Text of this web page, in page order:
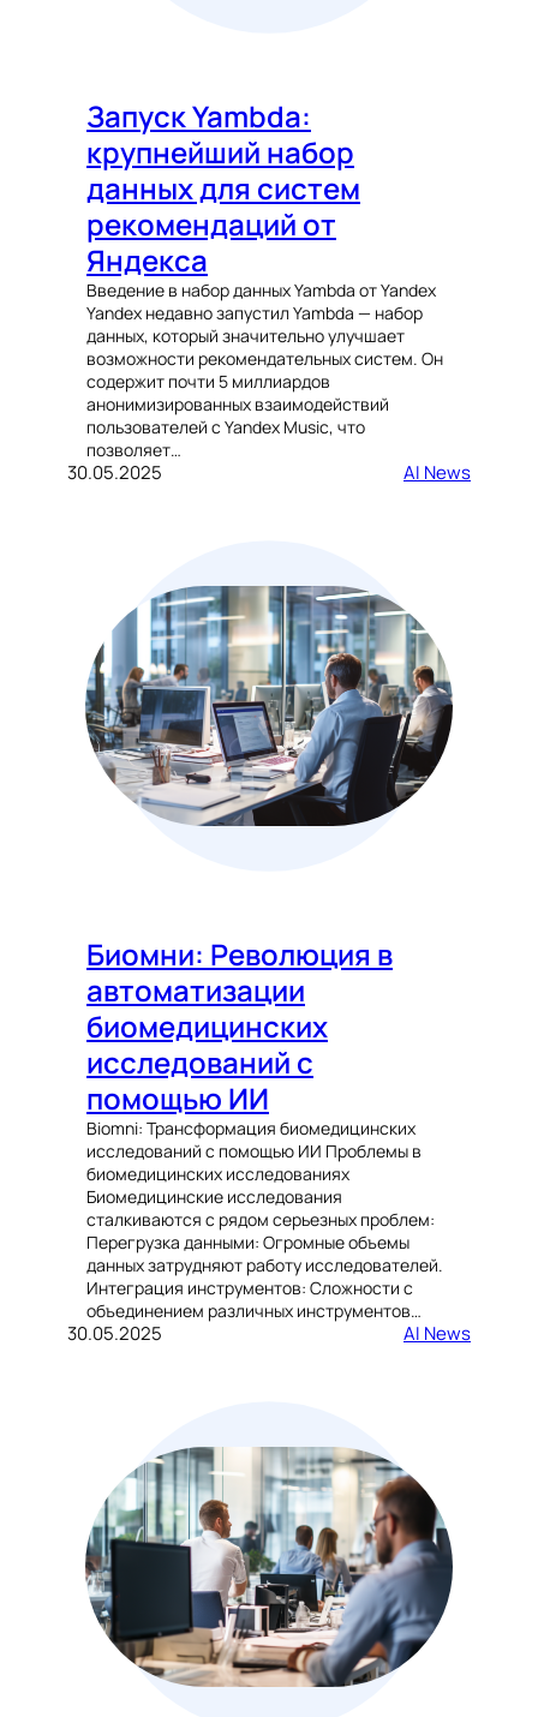
Запуск Yambda:
крупнейший набор
данных для систем
рекомендаций от
Яндекса
Введение в набор данных Yambda от Yandex
Yandex недавно запустил Yambda — набор
данных, который значительно улучшает
возможности рекомендательных систем. Он
содержит почти 5 миллиардов
анонимизированных взаимодействий
пользователей с Yandex Music, что
позволяет…
30.05.2025 AI News
Биомни: Революция в
автоматизации
биомедицинских
исследований с
помощью ИИ
Biomni: Трансформация биомедицинских
исследований с помощью ИИ Проблемы в
биомедицинских исследованиях
Биомедицинские исследования
сталкиваются с рядом серьезных проблем:
Перегрузка данными: Огромные объемы
данных затрудняют работу исследователей.
Интеграция инструментов: Сложности с
объединением различных инструментов…
30.05.2025 AI News